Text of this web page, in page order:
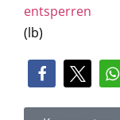
entsperren
(lb)